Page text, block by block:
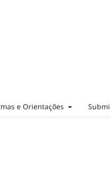
e Orientações